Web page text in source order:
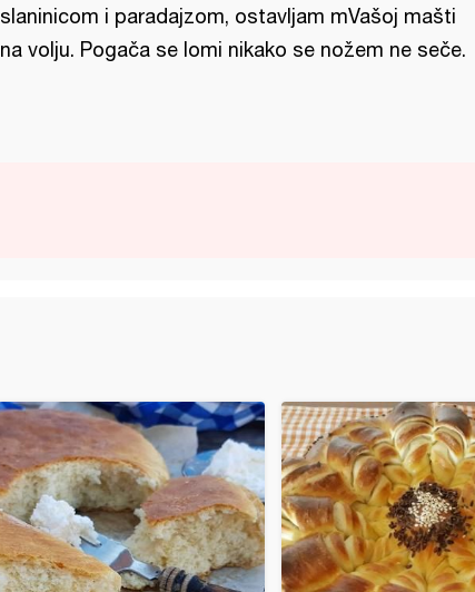
slaninicom i paradajzom, ostavljam mVašoj mašti
na volju. Pogača se lomi nikako se nožem ne seče.